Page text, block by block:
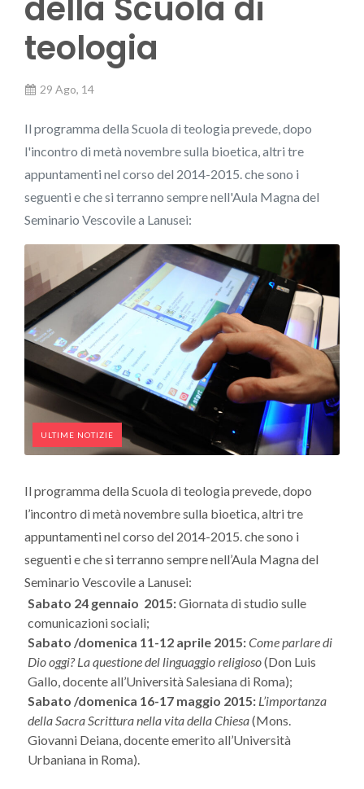
della Scuola di
teologia
29 Ago, 14
Il programma della Scuola di teologia prevede, dopo
l'incontro di metà novembre sulla bioetica, altri tre
appuntamenti nel corso del 2014-2015. che sono i
seguenti e che si terranno sempre nell'Aula Magna del
Seminario Vescovile a Lanusei:
ULTIME NOTIZIE
Il programma della Scuola di teologia prevede, dopo
l’incontro di metà novembre sulla bioetica, altri tre
appuntamenti nel corso del 2014-2015. che sono i
seguenti e che si terranno sempre nell’Aula Magna del
Seminario Vescovile a Lanusei:
Sabato 24 gennaio 2015:Giornata di studio sulle
comunicazioni sociali;
Sabato /domenica 11-12 aprile 2015:Come parlare di
Dio oggi? La questione del linguaggio religioso(Don Luis
Gallo, docente all’Università Salesiana di Roma);
Sabato /domenica 16-17 maggio 2015: L’importanza
della Sacra Scrittura nella vita della Chiesa(Mons.
Giovanni Deiana, docente emerito all’Università
Urbaniana in Roma).